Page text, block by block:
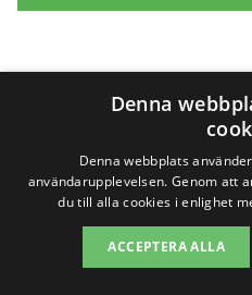
Sök efter en
städer
Denna
Denna webbplats
användarupplevelsen. Genom att
du till alla cookies i enlighet
ACCEPTERA ALLA